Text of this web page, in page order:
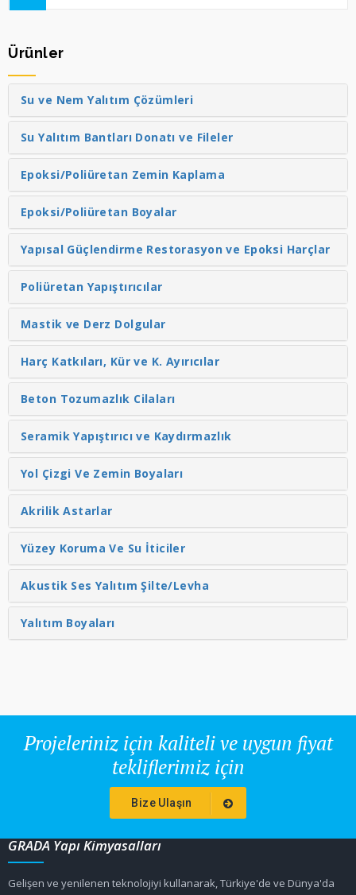
Ürünler
Su ve Nem Yalıtım Çözümleri
Su Yalıtım Bantları Donatı ve Fileler
Epoksi/Poliüretan Zemin Kaplama
Epoksi/Poliüretan Boyalar
Yapısal Güçlendirme Restorasyon ve Epoksi Harçlar
Poliüretan Yapıştırıcılar
Mastik ve Derz Dolgular
Harç Katkıları, Kür ve K. Ayırıcılar
Beton Tozumazlık Cilaları
Seramik Yapıştırıcı ve Kaydırmazlık
Yol Çizgi Ve Zemin Boyaları
Akrilik Astarlar
Yüzey Koruma Ve Su İticiler
Akustik Ses Yalıtım Şilte/Levha
Yalıtım Boyaları
Projeleriniz için kaliteli ve uygun fiyat
tekliflerimiz için
Bize Ulaşın
GRADA Yapı Kimyasalları
Gelişen ve yenilenen teknolojiyi kullanarak, Türkiye'de ve Dünya'da